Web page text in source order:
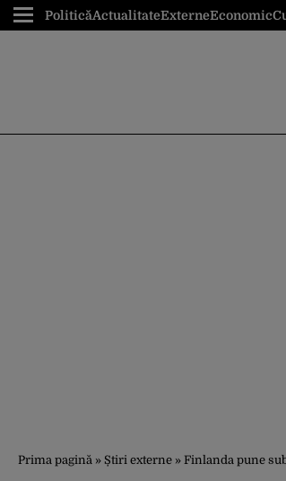
PoliticăActualitateExterneEconomic
Prima pagină » Știri externe » Finlanda pune